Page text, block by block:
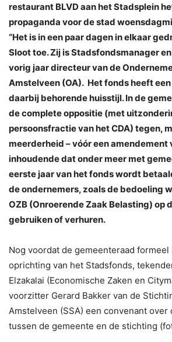
restaurant BLVD aan het Stadsplein
propaganda voor de stad
“Het is in een paar dagen in elkaar
Sloot toe. Zij is Stadsfondsmanager
vorig jaar directeur van de
Amstelveen (OA). Het fonds heeft
daarbij behorende huisstijl. In de
de complete oppositie (met
persoonsfractie van het CDA) tegen,
meerderheid – vóór een amendement
inhoudende dat onder meer met
eerste jaar van het fonds wordt
de ondernemers, zoals de bedoeling
OZB (Onroerende Zaak Belasting) op
gebruiken of verhuren.
Nog voordat de gemeenteraad
oprichting van het Stadsfonds,
Elzakalai (Economische Zaken en
voorzitter Gerard Bakker van de
Amstelveen (SSA) een convenant over
tussen de gemeente en de stichting